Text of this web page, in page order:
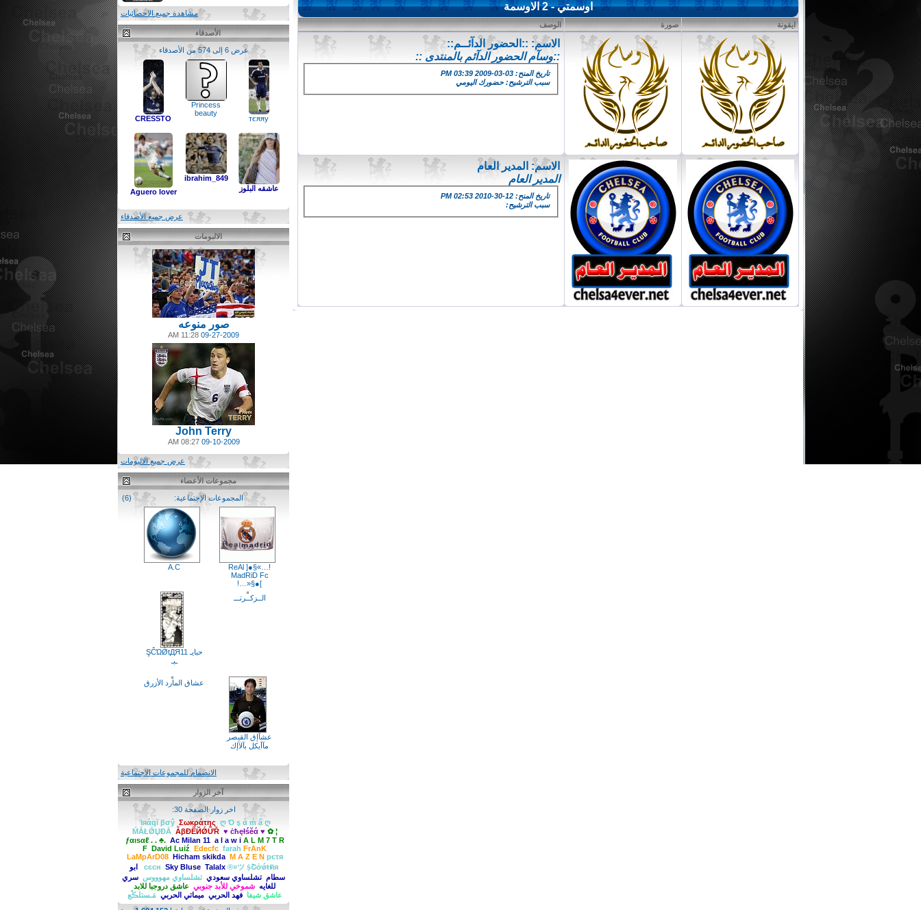
اوسمتي - 2 الاوسمة
ايقونة صورة الوصف
الاسم: ::الحضور الدآئــم::
::وسآم الحضور الدآئم بالمنتدى ::
تاريخ المنح: 03-03-2009 03:39 PM
سبب الترشيح: حضورك اليومي
الاسم: المدير العام
المدير العام
تاريخ المنح: 12-30-2010 02:53 PM
سبب الترشيح:
مشاهدة جميع الاحصائيات
الأصدقاء
عرض 6 إلى 574 من الأصدقاء
тєяяу
Princess
beauty
CRESSTO
عاشقه البلوز
ibrahim_849
Aguero lover
عرض جميع الأصدقاء
الالبومات
صور منوعه
09-27-2009
11:28 AM
John Terry
09-10-2009
08:27 AM
عرض جميع الالبومات
مجموعات الأعضاء
(6) المجموعات الإجتماعية:
!…»§●[ ReAl
MadRiD Fc
]●§«…!
A.C
الــزكــرتـــ
حبايـ ŞĈΏǾtДЯ11
ـبـ
عشآإق القيصر
مآأيكل بآلآإك
عشاق المارد الأزرق
الانضمام للمجموعات الاجتماعية
آخر الزوار
اخر زوار الصفحة 30:
Ίяάqĩ βσŷ Σωκράτης ღ Ό ş ά ḿ â ღ
ḾẮŁǾЏĐẮ ẪβĐẼЙǾỮŘ ♥ ċћęłśĕά ♥ ✿ ¦
ƒαιѕαℓ . . ♣. Ac Milan 11 a l a w i A L M 7 T R
F David Luiź Edecfc farah FrAnK
LaMpArD08 Hicham skikda M A Z E N pєτя
сєсн Sky Bluse Talalx ®»ツ ṩՇởǿŧดя
ابو
سطام تشلساوي سعودي تشلساوي مهوووس سري
للغايه شموخي للأبد جنوبي عاشق دروجبا للابد
عاشق شيفا
فهد الحربي ميماتي الحربي مَـستلڪْع